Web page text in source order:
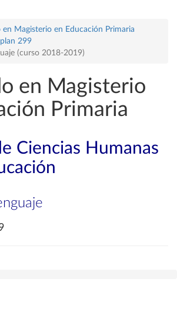
en Magisterio en Educación Primaria
299
(curso 2018-2019)
en Magisterio
Primaria
Ciencias Humanas